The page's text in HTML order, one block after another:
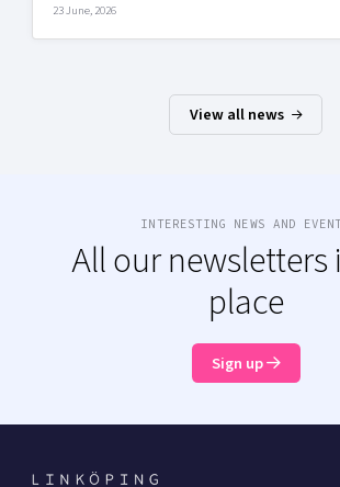
23 June, 2026
View all news
INTERESTING NEWS AND
All our newsletters
place
Sign up